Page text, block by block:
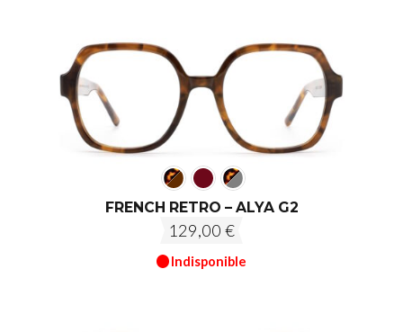
FRENCH RETRO – ALYA G2
129,00 €
Indisponible